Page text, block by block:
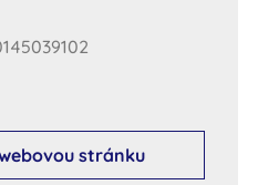
stránku